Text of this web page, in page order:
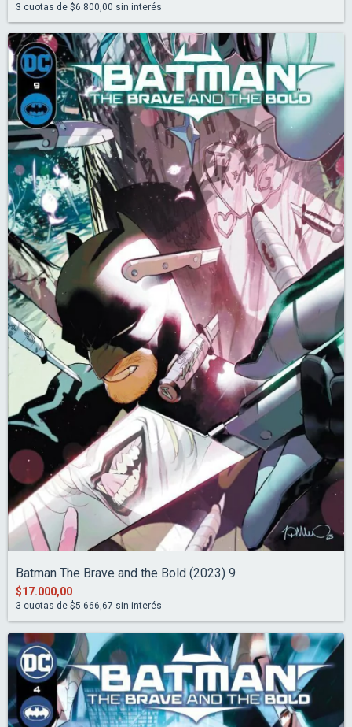
3 cuotas de $6.800,00 sin interés
Batman The Brave and the Bold (2023) 9
$17.000,00
3 cuotas de $5.666,67 sin interés